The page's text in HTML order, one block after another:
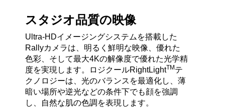
スタジオ品質の映像
Ultra-HDイメージングシステムを搭載した
Rallyカメラは、明るく鮮明な映像、優れた
色彩、そして最大4Kの解像度で優れた光学精
度を実現します。ロジクールRightLightTMテ
クノロジーは、光のバランスを最適化し、薄
暗い場所や逆光などの条件下でも顔を強調
し、自然な肌の色調を表現します。